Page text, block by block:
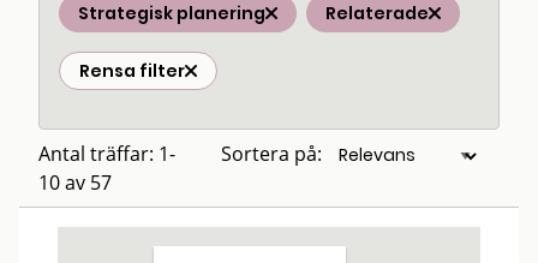
Strategisk planering Relaterade
Rensa filter
Antal träffar: 1-
10 av 57
Sortera på: